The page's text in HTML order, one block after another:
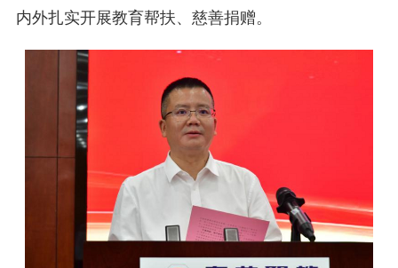
内外扎实开展教育帮扶、慈善捐赠。